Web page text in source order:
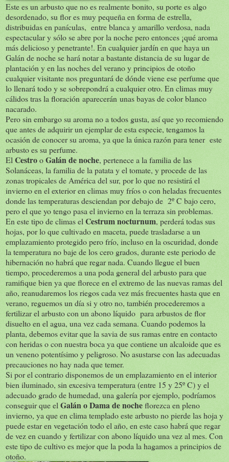
Este es un arbusto que no es realmente bonito, su porte es algo
desordenado, su flor es muy pequeña en forma de estrella,
distribuidas en panículas, entre blanca y amarillo verdosa, nada
espectacular y sólo se abre por la noche pero entonces ¡qué aroma
más delicioso y penetrante!. En cualquier jardín en que haya un
Galán de noche se hará notar a bastante distancia de su lugar de
plantación y en las noches del verano y principios de otoño
cualquier visitante nos preguntará de dónde viene ese perfume que
lo llenará todo y se sobrepondrá a cualquier otro. En climas muy
cálidos tras la floración aparecerán unas bayas de color blanco
nacarado.
Pero sin embargo su aroma no a todos gusta, así que yo recomiendo
que antes de adquirir un ejemplar de esta especie, tengamos la
ocasión de conocer su aroma, ya que la única razón para tener este
arbusto es su perfume.
El CestrooGalán de noche, pertenece a la familia de las
Solanáceas, la familia de la patata y el tomate, y procede de las
zonas tropicales de América del sur, por lo que no resistirá el
invierno en el exterior en climas muy fríos o con heladas frecuentes
donde las temperaturas desciendan por debajo de 2º C bajo cero,
pero el que yo tengo pasa el invierno en la terraza sin problemas.
En este tipo de climas el Cestrum nocturnum, perderá todas sus
hojas, por lo que cultivado en maceta, puede trasladarse a un
emplazamiento protegido pero frío, incluso en la oscuridad, donde
la temperatura no baje de los cero grados, durante este periodo de
hibernación no habrá que regar nada. Cuando llegue el buen
tiempo, procederemos a una poda general del arbusto para que
ramifique bien ya que florece en el extremo de las nuevas ramas del
año, reanudaremos los riegos cada vez más frecuentes hasta que en
verano, reguemos un día si y otro no, también procederemos a
fertilizar el arbusto con un abono líquido para arbustos de flor
disuelto en el agua, una vez cada semana. Cuando podemos la
planta, debemos evitar que la savia de sus ramas entre en contacto
con heridas o con nuestra boca ya que contiene un alcaloide que es
un veneno potentísimo y peligroso. No asustarse con las adecuadas
precauciones no hay nada que temer.
Si por el contrario disponemos de un emplazamiento en el interior
bien iluminado, sin excesiva temperatura (entre 15 y 25º C) y el
adecuado grado de humedad, una galería por ejemplo, podríamos
conseguir que el Galán o Dama de nocheflorezca en pleno
invierno, ya que en clima templado este arbusto no pierde las hoja y
puede estar en vegetación todo el año, en este caso habrá que regar
de vez en cuando y fertilizar con abono líquido una vez al mes. Con
este tipo de cultivo es mejor que la poda la hagamos a principios de
otoño.